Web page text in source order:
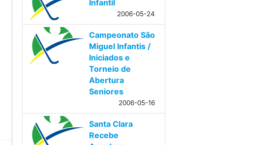
Infantil
2006-05-24
Campeonato São
Miguel Infantis /
Iniciados e
Torneio de
Abertura
Seniores
2006-05-16
Santa Clara
Recebe